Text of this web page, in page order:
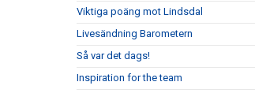
Viktiga poäng mot Lindsdal
Livesändning Barometern
Så var det dags!
Inspiration for the team